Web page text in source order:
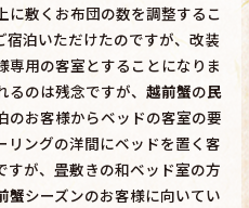
に敷くお布団の数を調整するこ
宿泊いただけたのですが、改装
用の客室とすることになりま
のは残念ですが、 越前蟹の民
のお客様からベッドの客室の要
リングの洋間にベッドを置く客
すが、畳敷きの和ベッド室の方
蟹シーズンのお客様に向いてい